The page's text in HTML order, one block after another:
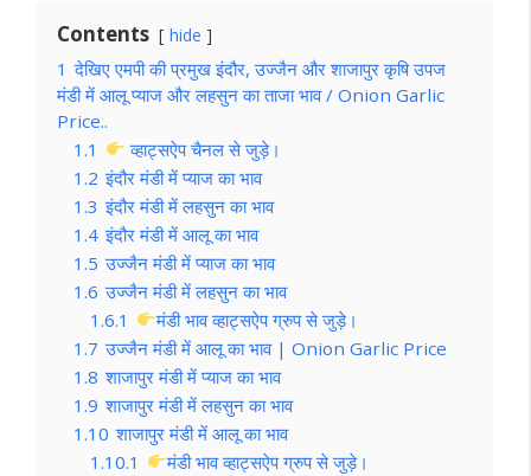
Contents hide
1 देखिए एमपी की प्रमुख इंदौर, उज्जैन और शाजापुर कृषि उपज
मंडी में आलू प्याज और लहसुन का ताजा भाव / Onion Garlic
Price..
1.1
व्हाट्सऐप चैनल से जुड़े।
1.2 इंदौर मंडी में प्याज का भाव
1.3 इंदौर मंडी में लहसुन का भाव
1.4 इंदौर मंडी में आलू का भाव
1.5 उज्जैन मंडी में प्याज का भाव
1.6 उज्जैन मंडी में लहसुन का भाव
1.6.1
मंडी भाव व्हाट्सऐप ग्रुप से जुड़े।
1.7 उज्जैन मंडी में आलू का भाव | Onion Garlic Price
1.8 शाजापुर मंडी में प्याज का भाव
1.9 शाजापुर मंडी में लहसुन का भाव
1.10 शाजापुर मंडी में आलू का भाव
1.10.1
मंडी भाव व्हाट्सऐप ग्रुप से जुड़े।